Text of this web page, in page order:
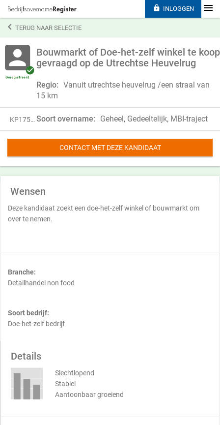
TERUG NAAR SELECTIE
Bouwmarkt of Doe-het-zelf winkel te koop
gevraagd op de Utrechtse Heuvelrug
Regio: Vanuit utrechtse heuvelrug /een straal van
15 km
KP17519 Soort overname: Geheel, Gedeeltelijk, MBI-traject
CONTACT MET DEZE KANDIDAAT
Wensen
Deze kandidaat zoekt een doe-het-zelf winkel of bouwmarkt om
over te nemen.
Branche:
Detailhandel non food
Soort bedrijf:
Doe-het-zelf bedrijf
Details
Slechtlopend
Stabiel
Aantoonbaar groeiend
 INLOGGEN